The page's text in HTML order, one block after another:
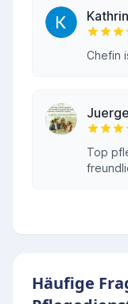
Chefin
Top
Häufige